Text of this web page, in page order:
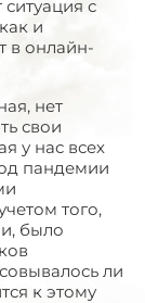
с
и
в онлайн-
нет
свои
у нас всех
пандемии
того,
было
ли
к этому